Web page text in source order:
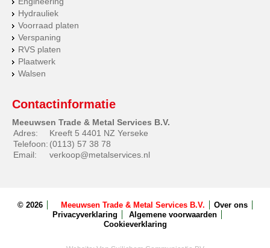
Hydrauliek
Voorraad platen
Verspaning
RVS platen
Plaatwerk
Walsen
Contactinformatie
Meeuwsen Trade & Metal Services B.V.
Adres:
Kreeft 5 4401 NZ Yerseke
Telefoon: (0113) 57 38 78
Email:
verkoop@metalservices.nl
© 2026 Meeuwsen Trade & Metal Services B.V.
Over ons
Privacyverklaring
Algemene voorwaarden
Cookieverklaring